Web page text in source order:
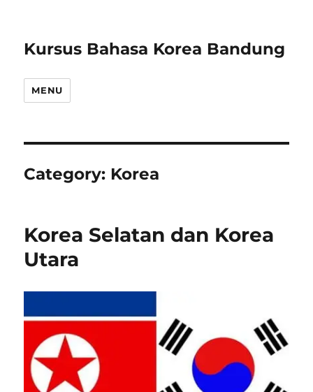
Kursus Bahasa Korea Bandung
MENU
Category: Korea
Korea Selatan dan Korea
Utara